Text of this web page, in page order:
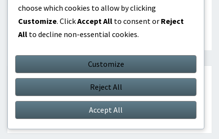
for:
choose which cookies to allow by clicking
Customize. ClickAccept All to consent or Reject
All to decline non-essential cookies.
Customize
Reject All
Accept All